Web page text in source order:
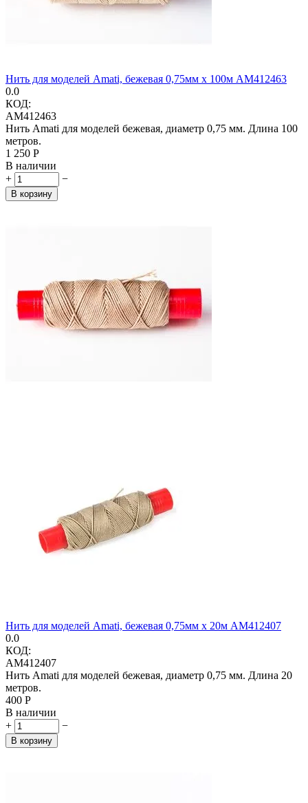
Нить для моделей Amati, бежевая 0,75мм х 100м AM412463
0.0
КОД:
AM412463
Нить Amati для моделей бежевая, диаметр 0,75 мм. Длина 100
метров.
1 250 Р
В наличии
+
−
В корзину
Нить для моделей Amati, бежевая 0,75мм х 20м AM412407
0.0
КОД:
AM412407
Нить Amati для моделей бежевая, диаметр 0,75 мм. Длина 20
метров.
‍400‍ Р
В наличии
+
−
В корзину